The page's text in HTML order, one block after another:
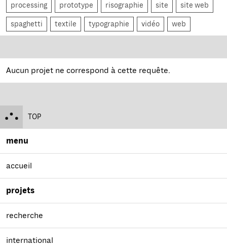
processing prototype risographie site site web
spaghetti textile typographie vidéo web
Aucun projet ne correspond à cette requête.
TOP
menu
accueil
projets
recherche
international